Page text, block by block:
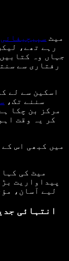
میٹ سپیچیفائی
رہے تھے،
جہاں وہ
رفتاری سے
اسکین سے لے
سننے تک،
مرکز بن چکا
کر یہ وقت
میٹ کی
پیداواریت
لیے آسان،
انتہائی